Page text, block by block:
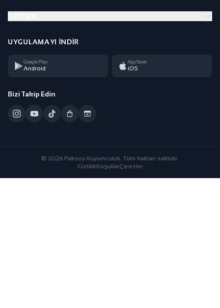
UYGULAMAYI İNDIR
Google Play
Android
App Store
iOS
Bizi Takip Edin
© 2026 Paksoy Kuyumculuk. Tüm hakları saklıdır.
GizlilikKoşullarÇerezler